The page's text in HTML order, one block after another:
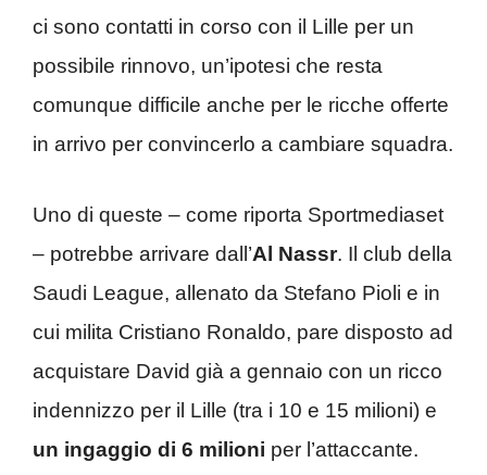
ci sono contatti in corso con il Lille per un
possibile rinnovo, un’ipotesi che resta
comunque difficile anche per le ricche offerte
in arrivo per convincerlo a cambiare squadra.
Uno di queste – come riporta Sportmediaset
– potrebbe arrivare dall’Al Nassr. Il club della
Saudi League, allenato da Stefano Pioli e in
cui milita Cristiano Ronaldo, pare disposto ad
acquistare David già a gennaio con un ricco
indennizzo per il Lille (tra i 10 e 15 milioni) e
un ingaggio di 6 milioni per l’attaccante.